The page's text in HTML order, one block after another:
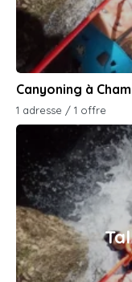
Canyoning à
1 adresse / 1 offre